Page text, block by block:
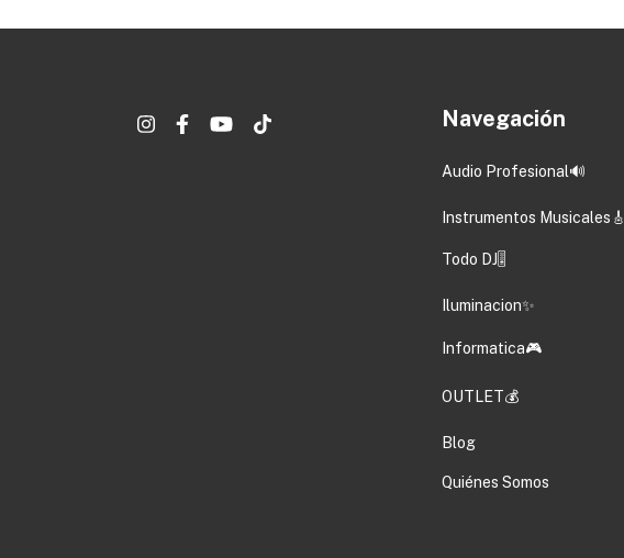
Navegación
Audio Profesional🔊
Instrumentos Musicales🎸
Todo DJ🎚️
Iluminacion✨
Informatica🎮
OUTLET💰
Blog
Quiénes Somos